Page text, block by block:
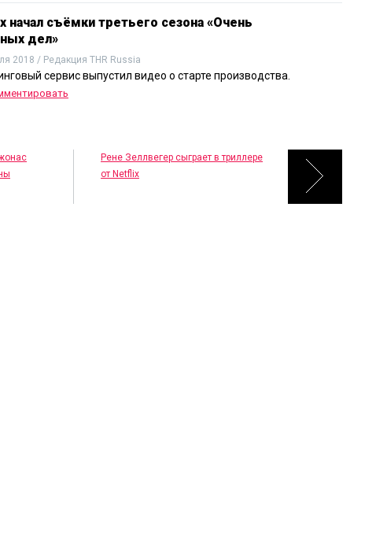
начал съёмки третьего сезона «Очень
дел»
2018 / Редакция THR Russia
сервис выпустил видео о старте производства.
Рене Зеллвегер сыграет в триллере
от Netflix